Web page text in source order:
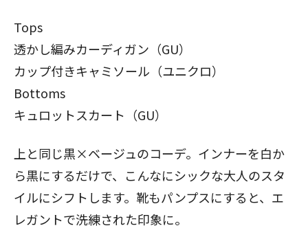
Tops
透かし編みカーディガン（GU）
カップ付きキャミソール（ユニクロ）
Bottoms
キュロットスカート（GU）
上と同じ黒×ベージュのコーデ。インナーを白か
ら黒にするだけで、こんなにシックな大人のスタ
イルにシフトします。靴もパンプスにすると、エ
レガントで洗練された印象に。
閉じる